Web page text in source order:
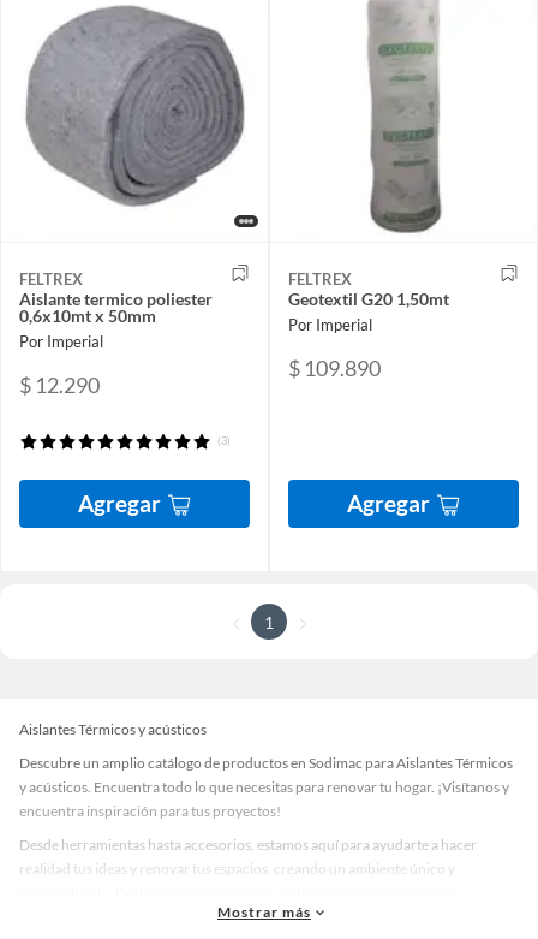
FELTREX
Aislante termico poliester
0,6x10mt x 50mm
Por Imperial
$ 12.290
(3)
Agregar
FELTREX
Geotextil G20 1,50mt
Por Imperial
$ 109.890
Agregar
1
Aislantes Térmicos y acústicos
Descubre un amplio catálogo de productos en Sodimac para Aislantes Térmicos
y acústicos. Encuentra todo lo que necesitas para renovar tu hogar. ¡Visítanos y
encuentra inspiración para tus proyectos!
Desde herramientas hasta accesorios, estamos aquí para ayudarte a hacer
realidad tus ideas y renovar tus espacios, creando un ambiente único y
accesorios de calidad que te ayudarán a crear un espacio más tú.
Mostrar más